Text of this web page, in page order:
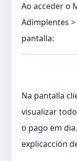
Ao acceder o
Adimplentes
pantalla:
Na pantalla
visualizar
o pago em
explicacción